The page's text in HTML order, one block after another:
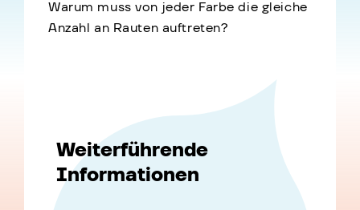
Warum muss von jeder Farbe die gleiche
Anzahl an Rauten auftreten?
Weiterführende
Informationen